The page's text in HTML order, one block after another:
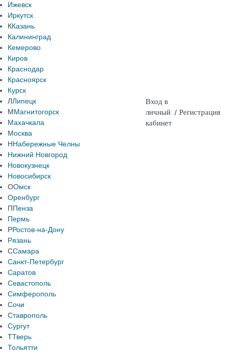
Ижевск
Иркутск
ККазань
Калининград
Кемерово
Киров
Краснодар
Красноярск
Курск
ЛЛипецк
ММагнитогорск
Махачкала
Москва
ННабережные Челны
Нижний Новгород
Новокузнецк
Новосибирск
ООмск
Оренбург
ППенза
Пермь
РРостов-на-Дону
Рязань
ССамара
Санкт-Петербург
Саратов
Севастополь
Симферополь
Сочи
Ставрополь
Сургут
ТТверь
Тольятти
Вход в
личный
кабинет
/ Регистрация